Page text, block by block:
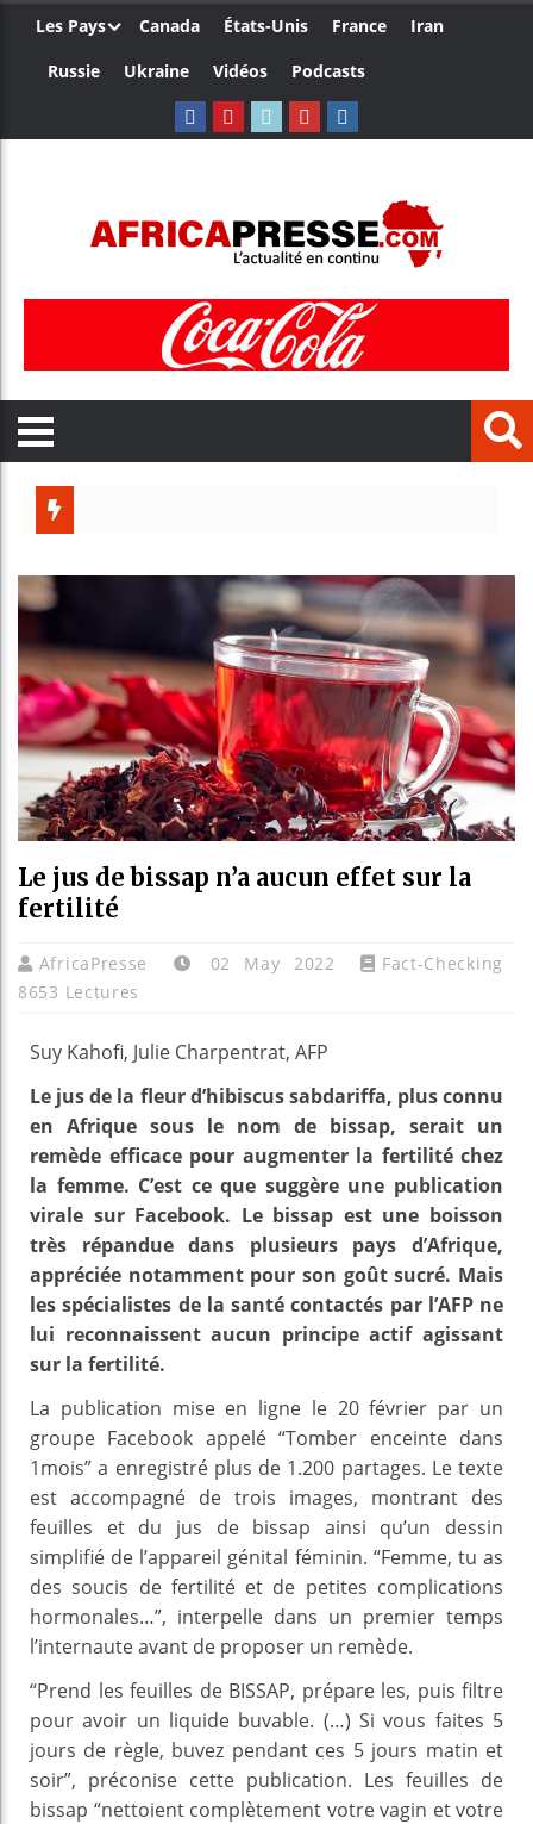
Les Pays Canada États-Unis France
Iran
Russie
Ukraine Vidéos Podcasts
Réforme
Bénin : Patrice
Aliko Dangote
Le jus de bissap n’a aucun effet sur la
fertilité
AfricaPresse 02 May 2022
Fact-Checking
8653 Lectures
Suy Kahofi, Julie Charpentrat, AFP
Le jus de la fleur d’hibiscus sabdariffa, plus connu
en Afrique sous le nom de bissap, serait un
remède efficace pour augmenter la fertilité chez
la femme. C’est ce que suggère une publication
virale sur Facebook. Le bissap est une boisson
très répandue dans plusieurs pays d’Afrique,
appréciée notamment pour son goût sucré. Mais
les spécialistes de la santé contactés par l’AFP ne
lui reconnaissent aucun principe actif agissant
sur la fertilité.
La publication mise en ligne le 20 février par un
groupe Facebook appelé “Tomber enceinte dans
1mois” a enregistré plus de 1.200 partages. Le texte
est accompagné de trois images, montrant des
feuilles et du jus de bissap ainsi qu’un dessin
simplifié de l’appareil génital féminin. “Femme, tu as
des soucis de fertilité et de petites complications
hormonales…”, interpelle dans un premier temps
l’internaute avant de proposer un remède.
“Prend les feuilles de BISSAP, prépare les, puis filtre
pour avoir un liquide buvable. (…) Si vous faites 5
jours de règle, buvez pendant ces 5 jours matin et
soir”, préconise cette publication. Les feuilles de
bissap “nettoient complètement votre vagin et votre